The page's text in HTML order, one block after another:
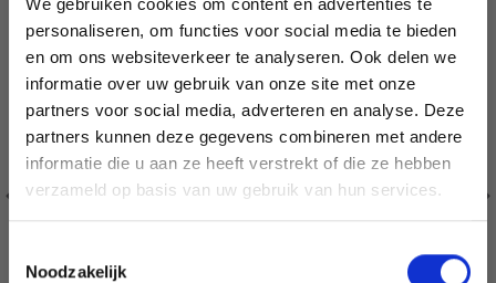
personaliseren, om functies voor social media te bieden
en om ons websiteverkeer te analyseren. Ook delen we
informatie over uw gebruik van onze site met onze
partners voor social media, adverteren en analyse. Deze
partners kunnen deze gegevens combineren met andere
informatie die u aan ze heeft verstrekt of die ze hebben
verzameld op basis van uw gebruik van hun services.
Noodzakelijk
Économisez jusqu'à 50 %
Soyez le premier à connaître nos soldes et